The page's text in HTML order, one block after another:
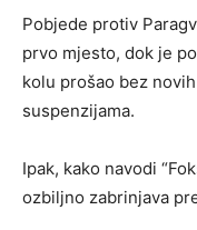
Pobjede protiv
prvo mjesto, dok je
kolu prošao bez
suspenzijama.
Ipak, kako navodi
ozbiljno zabrinjava